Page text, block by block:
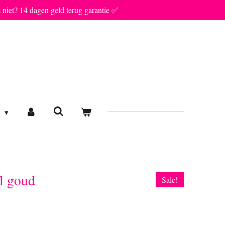
14 dagen geld terug garantie ✅
goud Sale!